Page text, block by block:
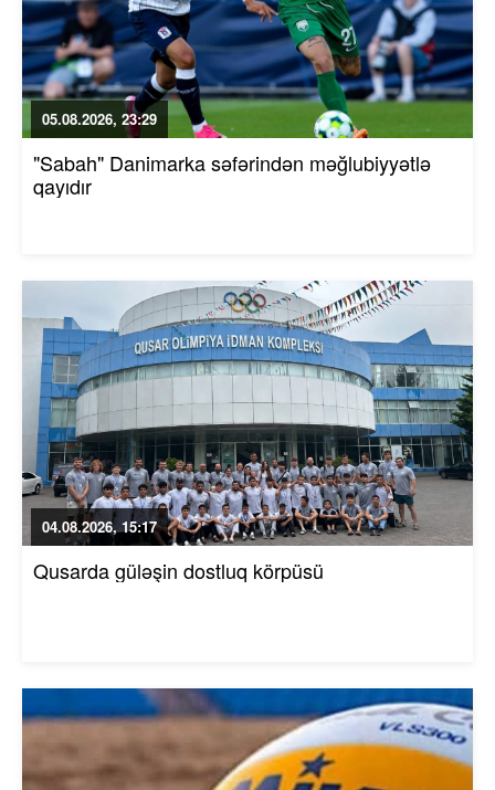
05.08.2026, 23:29
"Sabah" Danimarka səfərindən məğlubiyyətlə
qayıdır
04.08.2026, 15:17
Qusarda güləşin dostluq körpüsü